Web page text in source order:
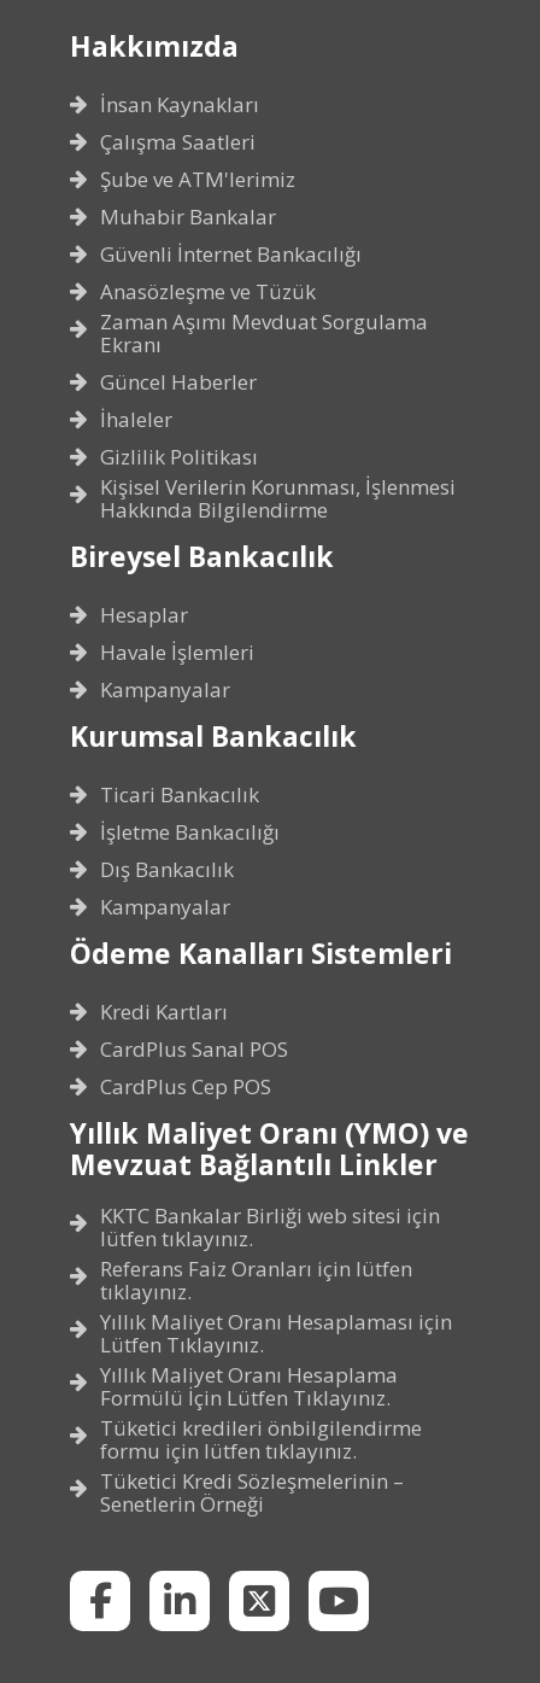
Hakkımızda
İnsan Kaynakları
Çalışma Saatleri
Şube ve ATM'lerimiz
Muhabir Bankalar
Güvenli İnternet Bankacılığı
Anasözleşme ve Tüzük
Zaman Aşımı Mevduat Sorgulama
Ekranı
Güncel Haberler
İhaleler
Gizlilik Politikası
Kişisel Verilerin Korunması, İşlenmesi
Hakkında Bilgilendirme
Bireysel Bankacılık
Hesaplar
Havale İşlemleri
Kampanyalar
Kurumsal Bankacılık
Ticari Bankacılık
İşletme Bankacılığı
Dış Bankacılık
Kampanyalar
Ödeme Kanalları Sistemleri
Kredi Kartları
CardPlus Sanal POS
CardPlus Cep POS
Yıllık Maliyet Oranı (YMO) ve
Mevzuat Bağlantılı Linkler
KKTC Bankalar Birliği web sitesi için
lütfen tıklayınız.
Referans Faiz Oranları için lütfen
tıklayınız.
Yıllık Maliyet Oranı Hesaplaması için
Lütfen Tıklayınız.
Yıllık Maliyet Oranı Hesaplama
Formülü İçin Lütfen Tıklayınız.
Tüketici kredileri önbilgilendirme
formu için lütfen tıklayınız.
Tüketici Kredi Sözleşmelerinin –
Senetlerin Örneği